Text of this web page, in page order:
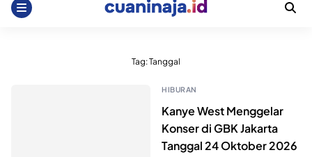
Tag:Tanggal
HIBURAN
Kanye West Menggelar
Konser di GBK Jakarta
Tanggal 24 Oktober 2026